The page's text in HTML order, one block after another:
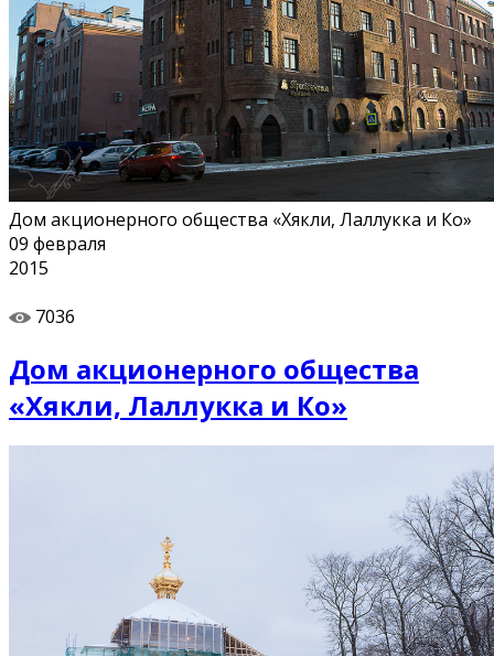
Дом акционерного общества «Хякли, Лаллукка и Ко»
09 февраля
2015
7036
Дом акционерного общества
«Хякли, Лаллукка и Ко»